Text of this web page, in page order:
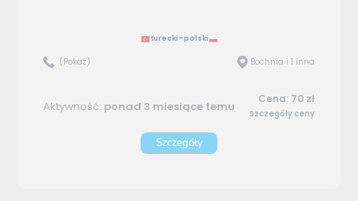
turecki–polski
(Pokaż) Bochnia i 1 inna
Aktywność: ponad 3 miesiące temu Cena: 70 zł
Szczegóły ceny
Szczegóły